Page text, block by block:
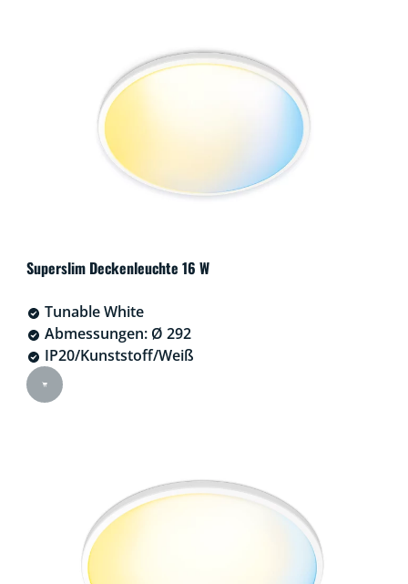
Superslim Deckenleuchte 16 W
Tunable White
Abmessungen: Ø 292
IP20/Kunststoff/Weiß